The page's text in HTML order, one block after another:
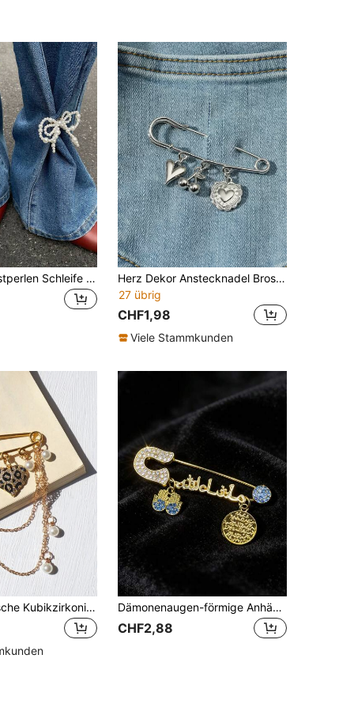
2 Stücke Kunstperlen Schleife Bein Kette Dekoration, modische Metall Brosche Hosen Bein Accessoire, vielseitig multifunktionale Frauen Brosche Pin
Herz Dekor Anstecknadel Brosche Valentinstag, Mama, Mutter, Muttertag, Geschenk
27 übrig
CHF1,98
Viele Stammkunden
1 Stück modische Kubikzirkonia Leoparden-Muster Brosche, 1 Stück glänzender Kupfer mit Zirkonia Herz-förmiger Anhänger, 1 Stück übertriebener Leoparden Herz-förmiger Anhänger, 1 Stück Perlen Ketten Brosche. Modische Straßendeko Anhänger & Brosche, kann an Kleidung, Hosen, Schuhen oder Taschen befestigt werden, modisches Accessoire, ideales Geschenk für Freunde, Valentinstag, Mama, Muttertag, Geschenk Dämonenaugen-förmige Anhänger-Brosche, mit glänzenden Strass-Steinen besetzt, Damen Brosche Taschenschmuck
CHF2,88